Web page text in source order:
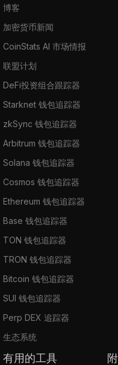
博客
加密货币新闻
CoinStats AI 市场情报
联盟计划
DeFi投资组合跟踪器
Starknet 钱包追踪器
zkSync 钱包追踪器
Arbitrum 钱包追踪器
Solana 钱包追踪器
Cosmos 钱包追踪器
Ethereum 钱包追踪器
Base 钱包追踪器
TON 钱包追踪器
TRON 钱包追踪器
Bitcoin 钱包追踪器
SUI 钱包追踪器
Perp DEX 追踪器
生态系统
有用的工具